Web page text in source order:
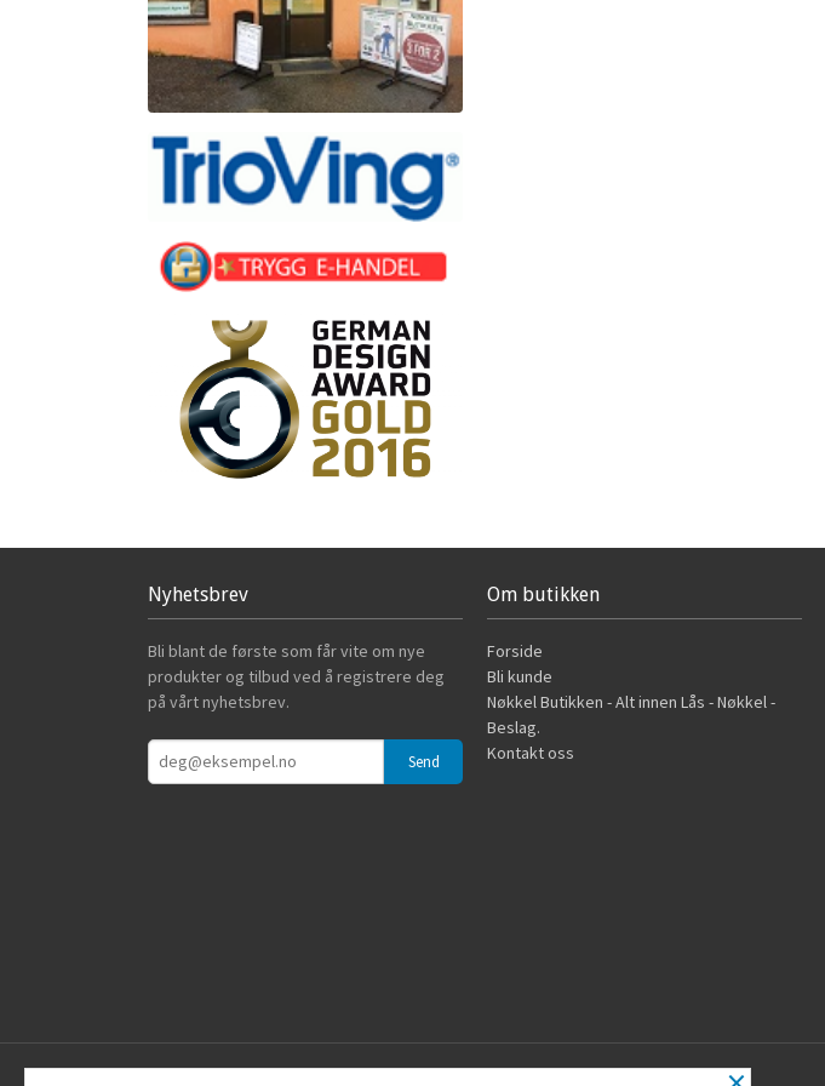
Nyhetsbrev
Bli blant de første som får vite om nye
produkter og tilbud ved å registrere deg
på vårt nyhetsbrev.
Om butikken
Forside
Bli kunde
Nøkkel Butikken - Alt innen Lås - Nøkkel -
Beslag.
Kontakt oss